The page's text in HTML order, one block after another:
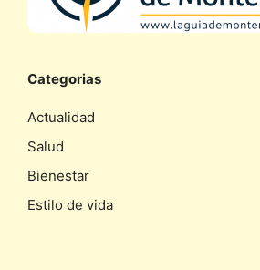
Categorias
Actualidad
Salud
Bienestar
Estilo de vida